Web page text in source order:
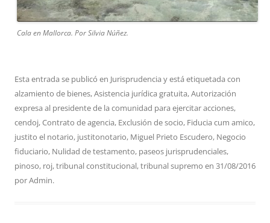
Cala en Mallorca. Por Silvia Núñez.
Esta entrada se publicó en Jurisprudencia y está etiquetada con
alzamiento de bienes,Asistencia jurídica gratuita,Autorización
expresa al presidente de la comunidad para ejercitar acciones,
cendoj,Contrato de agencia, Exclusión de socio, Fiducia cum amico,
justito el notario, justitonotario, Miguel Prieto Escudero, Negocio
fiduciario, Nulidad de testamento, paseos jurisprudenciales,
pinoso, roj,tribunal constitucional,tribunal supremo en 31/08/2016
porAdmin.